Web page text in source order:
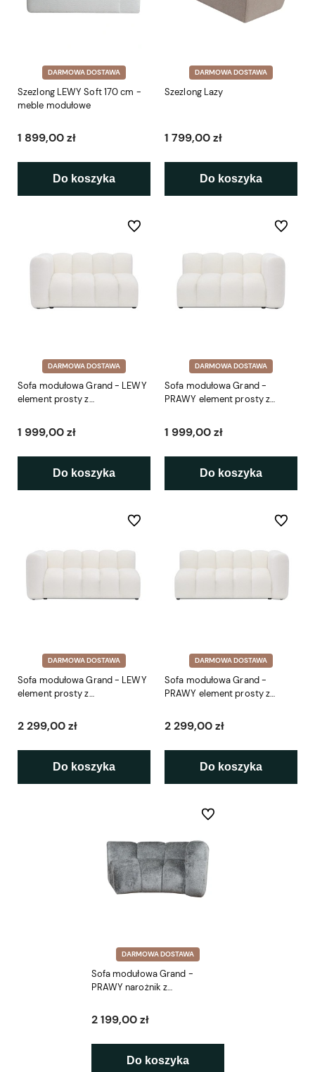
DARMOWA DOSTAWA
Szezlong LEWY Soft 170 cm -
meble modułowe
1 899,00 zł
Do koszyka
DARMOWA DOSTAWA
Szezlong Lazy
1 799,00 zł
Do koszyka
DARMOWA DOSTAWA
Sofa modułowa Grand - LEWY
element prosty z
1 999,00 zł
Do koszyka
Do ulubionych
DARMOWA DOSTAWA
Sofa modułowa Grand -
PRAWY element prosty z
1 999,00 zł
Do koszyka
Do
DARMOWA DOSTAWA
Sofa modułowa Grand - LEWY
element prosty z
2 299,00 zł
Do koszyka
Do ulubionych
DARMOWA DOSTAWA
Sofa modułowa Grand -
PRAWY element prosty z
2 299,00 zł
Do koszyka
Do
DARMOWA DOSTAWA
Sofa modułowa Grand -
PRAWY narożnik z
2 199,00 zł
Do koszyka
Do ulubionych